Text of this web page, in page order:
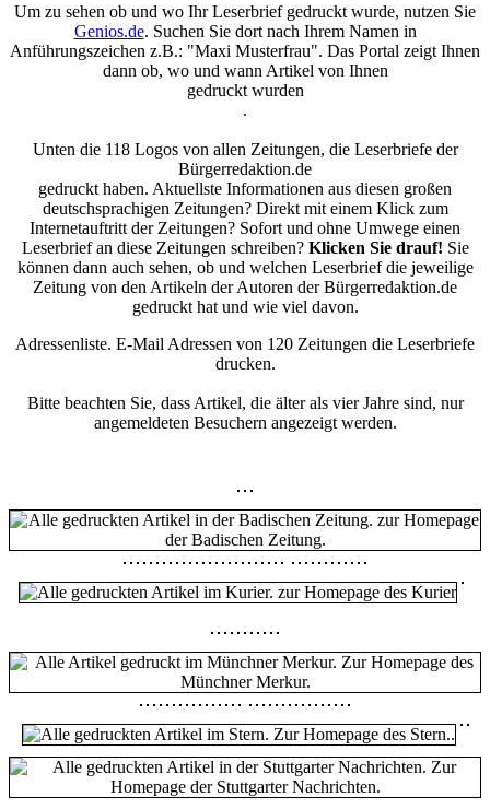
Um zu sehen ob und wo Ihr Leserbrief gedruckt wurde, nutzen Sie
Genios.de. Suchen Sie dort nach Ihrem Namen in
Anführungszeichen z.B.: "Maxi Musterfrau". Das Portal zeigt Ihnen
dann ob, wo und wann Artikel von Ihnen
gedruckt wurden
.
Unten die 118 Logos von allen Zeitungen, die Leserbriefe der
Bürgerredaktion.de
gedruckt haben. Aktuellste Informationen aus diesen großen
deutschsprachigen Zeitungen? Direkt mit einem Klick zum
Internetauftritt der Zeitungen? Sofort und ohne Umwege einen
Leserbrief an diese Zeitungen schreiben? Klicken Sie drauf! Sie
können dann auch sehen, ob und welchen Leserbrief die jeweilige
Zeitung von den Artikeln der Autoren der Bürgerredaktion.de
gedruckt hat und wie viel davon.
Adressenliste. E-Mail Adressen von 120 Zeitungen die Leserbriefe
drucken.
Bitte beachten Sie, dass Artikel, die älter als vier Jahre sind, nur
angemeldeten Besuchern angezeigt werden.